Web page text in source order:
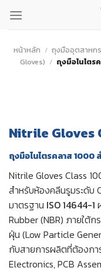
เนื้อหาหน้าหลัก / ถุงมืออุตสาหก
Gloves) / ถุงมือไนไต
Nitrile Gloves
ถุงมือไนไตรคลาส 1000
Nitrile Gloves Class
สำหรับห้องคลีนรูมระดับ
มาตรฐาน ISO 14644-1
Rubber (NBR) ภายใต้
ฝุ่น (Low Particle
กับสายการผลิตที่ต้องกา
Electronics, PCB